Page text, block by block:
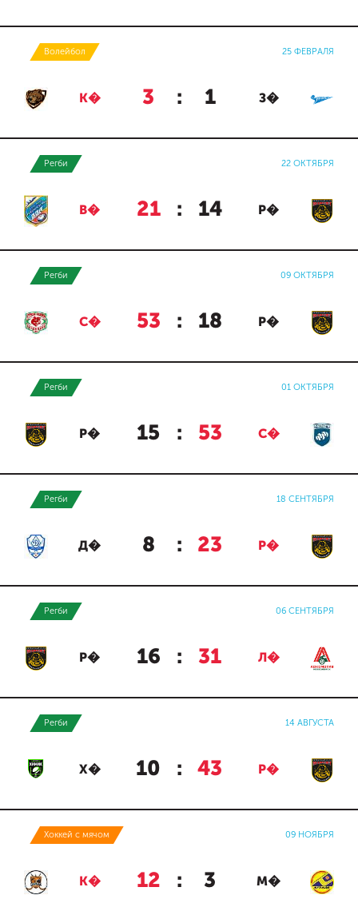
Волейбол 25 ФЕВРАЛЯ
К� 3 : 1 З�
Регби 22 ОКТЯБРЯ
В� 21 : 14 Р�
Регби 09 ОКТЯБРЯ
С� 53 : 18 Р�
Регби 01 ОКТЯБРЯ
Р� 15 : 53 С�
Регби 18 СЕНТЯБРЯ
Д� 8 : 23 Р�
Регби 06 СЕНТЯБРЯ
Р� 16 : 31 Л�
Регби 14 АВГУСТА
Х� 10 : 43 Р�
Хоккей с мячом 09 НОЯБРЯ
К� 12 : 3 М�